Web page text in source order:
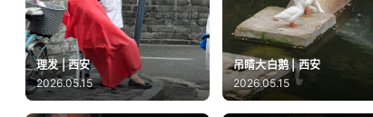
理发 | 西安
2026.05.15
吊睛大白鹅 | 西安
2026.05.15